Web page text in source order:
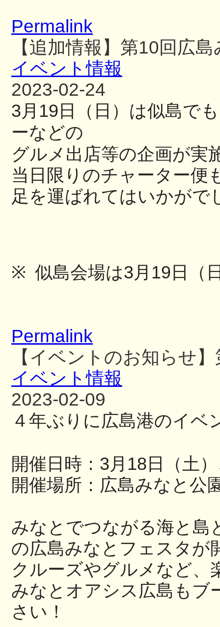
Permalink
【追加情報】第10回広
イベント情報
2023-02-24
3 月 19 日（日） は似島で
ーなどの
グルメ出店等の企画が実
当日限りのチャーター便
足を運ばれてはいかがで
※ 似島会場は3 月 19 日（
Permalink
【イベントのお知らせ
イベント情報
2023-02-09
４年ぶりに広島港のイベ
開催日時： 3 月 18 日（土
開催場所：広島みなと公
みなとでつながる海と島
の広島みなとフェスタが
クルーズやグルメなど、
みなとオアシス広島もブ
さい！